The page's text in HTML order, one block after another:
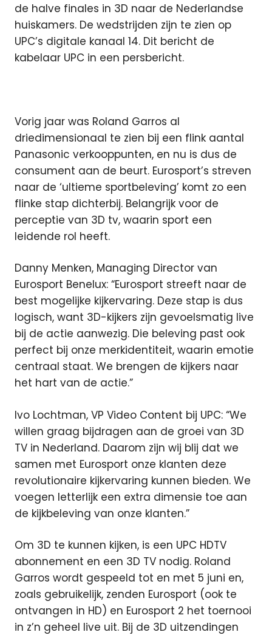
de halve finales in 3D naar de Nederlandse
huiskamers. De wedstrijden zijn te zien op
UPC’s digitale kanaal 14. Dit bericht de
kabelaar UPC in een persbericht.
Vorig jaar was Roland Garros al
driedimensionaal te zien bij een flink aantal
Panasonic verkooppunten, en nu is dus de
consument aan de beurt. Eurosport’s streven
naar de ‘ultieme sportbeleving’ komt zo een
flinke stap dichterbij. Belangrijk voor de
perceptie van 3D tv, waarin sport een
leidende rol heeft.
Danny Menken, Managing Director van
Eurosport Benelux: “Eurosport streeft naar de
best mogelijke kijkervaring. Deze stap is dus
logisch, want 3D-kijkers zijn gevoelsmatig live
bij de actie aanwezig. Die beleving past ook
perfect bij onze merkidentiteit, waarin emotie
centraal staat. We brengen de kijkers naar
het hart van de actie.”
Ivo Lochtman, VP Video Content bij UPC: “We
willen graag bijdragen aan de groei van 3D
TV in Nederland. Daarom zijn wij blij dat we
samen met Eurosport onze klanten deze
revolutionaire kijkervaring kunnen bieden. We
voegen letterlijk een extra dimensie toe aan
de kijkbeleving van onze klanten.”
Om 3D te kunnen kijken, is een UPC HDTV
abonnement en een 3D TV nodig. Roland
Garros wordt gespeeld tot en met 5 juni en,
zoals gebruikelijk, zenden Eurosport (ook te
ontvangen in HD) en Eurosport 2 het toernooi
in z’n geheel live uit. Bij de 3D uitzendingen